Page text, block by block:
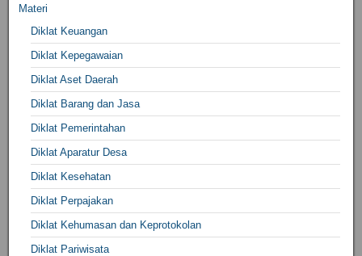
Materi
Diklat Keuangan
Diklat Kepegawaian
Diklat Aset Daerah
Diklat Barang dan Jasa
Diklat Pemerintahan
Diklat Aparatur Desa
Diklat Kesehatan
Diklat Perpajakan
Diklat Kehumasan dan Keprotokolan
Diklat Pariwisata